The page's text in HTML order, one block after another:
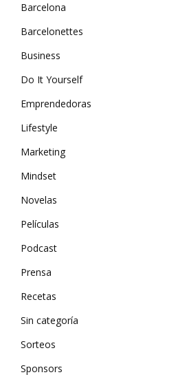
Barcelona
Barcelonettes
Business
Do It Yourself
Emprendedoras
Lifestyle
Marketing
Mindset
Novelas
Películas
Podcast
Prensa
Recetas
Sin categoría
Sorteos
Sponsors